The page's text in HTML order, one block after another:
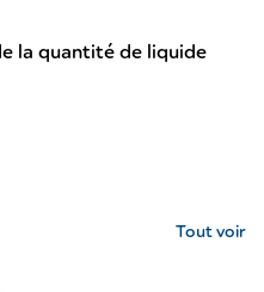
la quantité de liquide
Tout voir